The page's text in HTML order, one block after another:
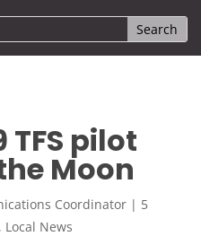
TFS pilot
Moon
Coordinator| 5
, Local News